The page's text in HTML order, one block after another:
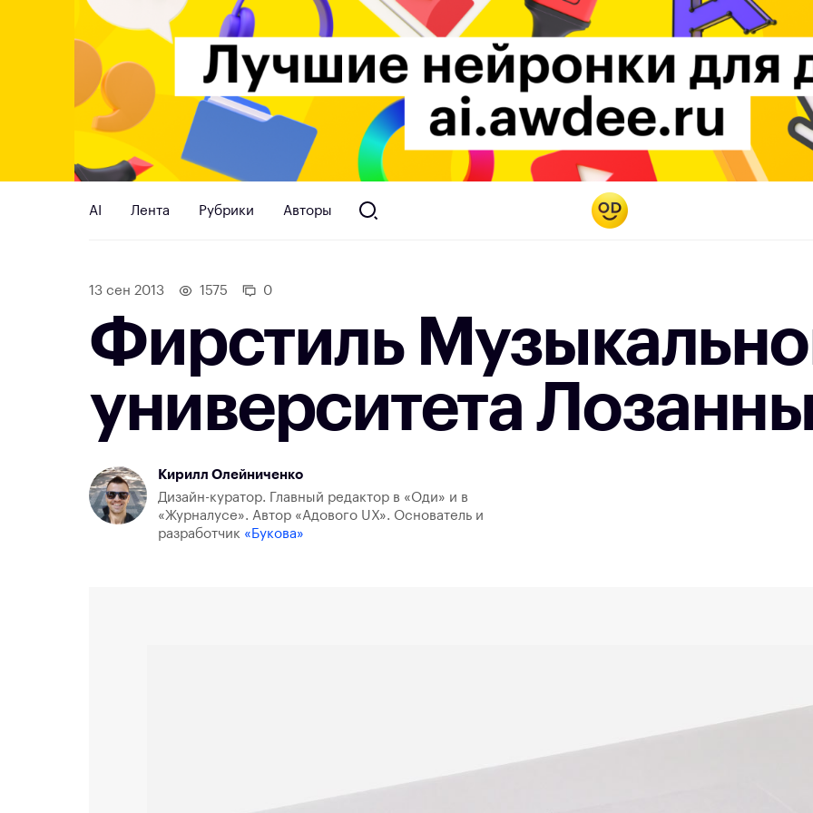
AI Лента Рубрики Авторы
13 сен 2013 1575 0
Фирстиль
университета
Кирилл Олейниченко
Дизайн-куратор. Главный редактор в «Оди» и в
«Журналусе». Автор «Адового UX». Основатель и
разработчик «Букова»